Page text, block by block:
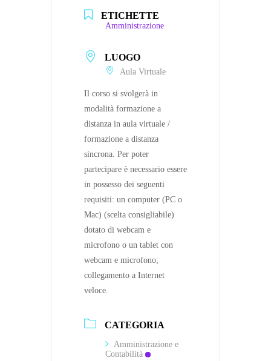
ETICHETTE
Amministrazione
LUOGO
Aula Virtuale
Il corso si svolgerà in
modalità formazione a
distanza in aula virtuale /
formazione a distanza
sincrona. Per poter
partecipare è necessario essere
in possesso dei seguenti
requisiti: un computer (PC o
Mac) (scelta consigliabile)
dotato di webcam e
microfono o un tablet con
webcam e microfono;
collegamento a Internet
veloce.
CATEGORIA
Amministrazione e
Contabilità